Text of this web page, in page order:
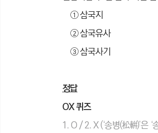
① 삼국지
② 삼국유사
③ 삼국사기
정답
OX 퀴즈
1. O / 2. X (‘송병(松輧)’은